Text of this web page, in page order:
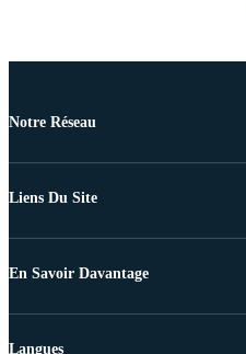
Notre Réseau
Liens Du Site
En Savoir Davantage
Langues